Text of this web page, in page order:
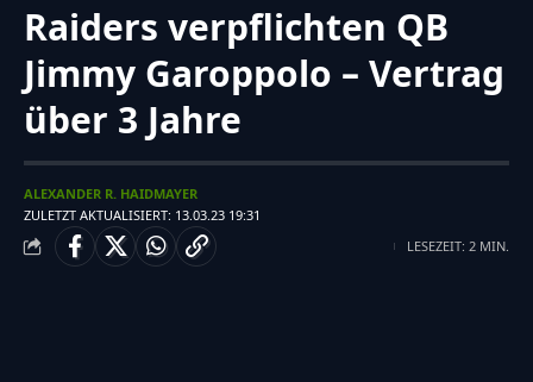
Raiders verpflichten QB
Jimmy Garoppolo – Vertrag
über 3 Jahre
ZULETZT AKTUALISIERT: 13.03.23 19:31
ALEXANDER R. HAIDMAYER
LESEZEIT: 2 MIN.